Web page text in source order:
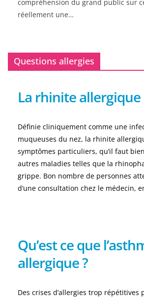
compréhension du grand public sur
réellement une…
Questions allergies
La rhinite allergique
Définie cliniquement comme une
muqueuses du nez, la rhinite
symptômes particuliers, qu’il faut
autres maladies telles que la
grippe. Bon nombre de personnes
d’une consultation chez le médecin,
Qu’est ce que
allergique ?
Des crises d’allergies trop répétitives